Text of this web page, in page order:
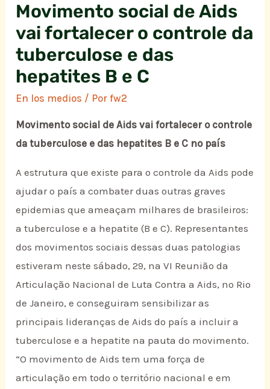
Movimento social de Aids
vai fortalecer o controle da
tuberculose e das
hepatites B e C
En los medios / Porfw2
Movimento social de Aids vai fortalecer o controle
da tuberculose e das hepatites B e C no país
A estrutura que existe para o controle da Aids pode
ajudar o país a combater duas outras graves
epidemias que ameaçam milhares de brasileiros:
a tuberculose e a hepatite (B e C). Representantes
dos movimentos sociais dessas duas patologias
estiveram neste sábado, 29, na VI Reunião da
Articulação Nacional de Luta Contra a Aids, no Rio
de Janeiro, e conseguiram sensibilizar as
principais lideranças de Aids do país a incluir a
tuberculose e a hepatite na pauta do movimento.
“O movimento de Aids tem uma força de
articulação em todo o território nacional e em